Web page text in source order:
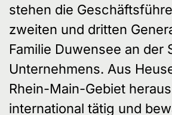
stehen die
zweiten und dritten
Familie Duwensee an der
Unternehmens. Aus
Rhein-Main-Gebiet
international tätig und